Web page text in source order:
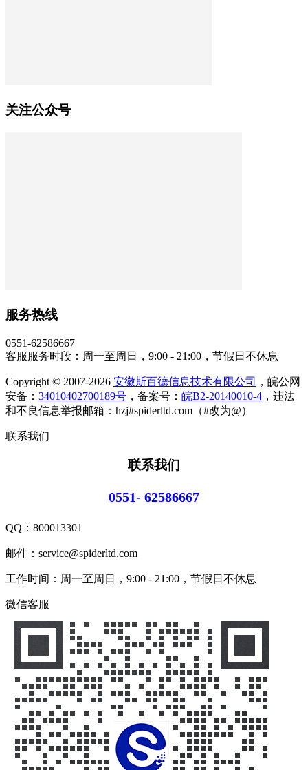
关注公众号
服务热线
0551-62586667
客服服务时段：周一至周日，9:00 - 21:00，节假日不休息
Copyright © 2007-2026 安徽斯百德信息技术有限公司
，皖公网
安备： 34010402700189号 ，备案号： 皖B2-20140010-4 ，违法
和不良信息举报邮箱：hzj#spiderltd.com（#改为@）
联系我们
联系我们
0551- 62586667
QQ： 800013301
邮件：service@spiderltd.com
工作时间：周一至周日，9:00 - 21:00，节假日不休息
微信客服